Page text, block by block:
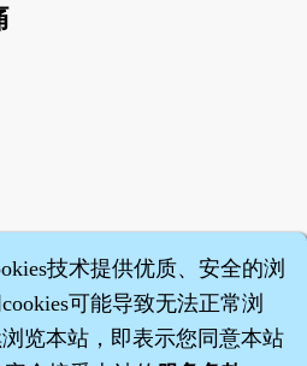
技术提供优质、安全的浏
可能导致无法正常浏
览本站，即表示您同意本站